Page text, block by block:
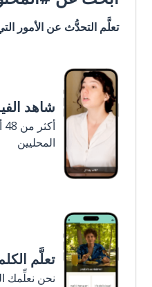
تعلَّم التحدُّث عن الأمور
شاهد
المحليين
تعلَّم
نحن نعلِّمك